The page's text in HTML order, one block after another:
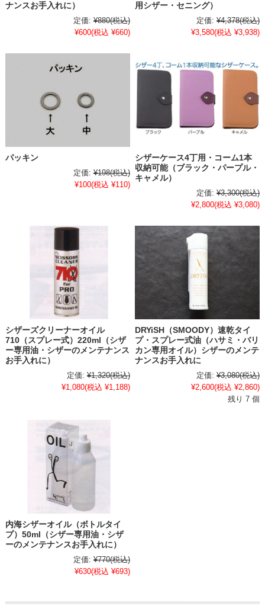
ナンスお手入れに）
定価: ¥880(税込)
¥600(税込 ¥660)
用シザー・セニング）
定価: ¥4,378(税込)
¥3,580(税込 ¥3,938)
パッキン
定価: ¥198(税込)
¥100(税込 ¥110)
シザーケース4丁用・コーム1本
収納可能（ブラック・パープル・
キャメル）
定価: ¥3,300(税込)
¥2,800(税込 ¥3,080)
シザーズクリーナーオイル
710（スプレー式）220ml（シザ
ー専用油・シザーのメンテナンス
お手入れに）
定価: ¥1,320(税込)
¥1,080(税込 ¥1,188)
DRYiSH（SMOODY）速乾タイ
プ・スプレー式油（ハサミ・バリ
カン専用オイル）シザーのメンテ
ナンスお手入れに
定価: ¥3,080(税込)
¥2,600(税込 ¥2,860)
残り 7 個
内海シザーオイル（ボトルタイ
プ）50ml（シザー専用油・シザ
ーのメンテナンスお手入れに）
定価: ¥770(税込)
¥630(税込 ¥693)